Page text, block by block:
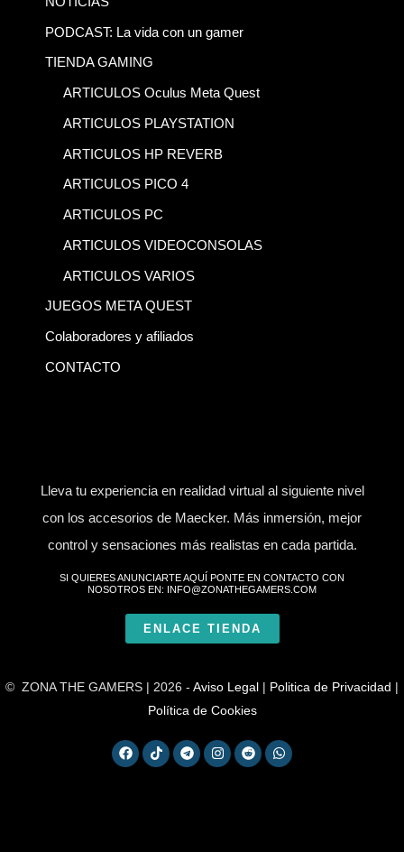
PODCAST: La vida con un gamer
TIENDA GAMING
ARTICULOS Oculus Meta Quest
ARTICULOS PLAYSTATION
ARTICULOS HP REVERB
ARTICULOS PICO 4
ARTICULOS PC
ARTICULOS VIDEOCONSOLAS
ARTICULOS VARIOS
JUEGOS META QUEST
Colaboradores y afiliados
CONTACTO
Lleva tu experiencia en realidad virtual al siguiente nivel
con los accesorios de Maecker. Más inmersión, mejor
control y sensaciones más realistas en cada partida.
SI QUIERES ANUNCIARTE AQUÍ PONTE EN CONTACTO CON
NOSOTROS EN: INFO@ZONATHEGAMERS.COM
ENLACE TIENDA
© ZONA THE GAMERS | 2026 - Aviso Legal | Politica de Privacidad |
Política de Cookies
F
a
T
i
T
e
I
n
R
e
W
h